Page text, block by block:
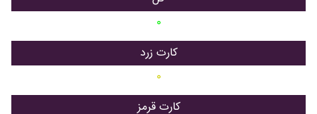
۰
کارت زرد
۰
کارت قرمز